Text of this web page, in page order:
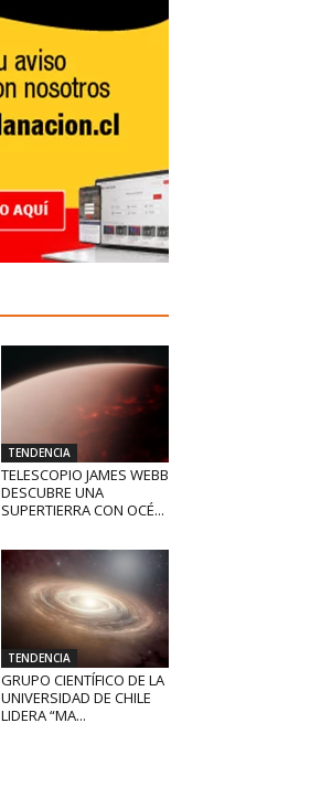
TENDENCIA
TELESCOPIO JAMES WEBB
DESCUBRE UNA
SUPERTIERRA CON OCÉ...
TENDENCIA
GRUPO CIENTÍFICO DE LA
UNIVERSIDAD DE CHILE
LIDERA “MA...